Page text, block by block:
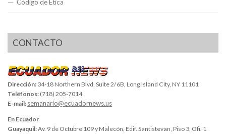
Código de Ética
CONTACTO
Dirección: 34-18 Northern Blvd, Suite 2/6B, Long Island City, NY 11101
Teléfonos: (718) 205-7014
E-mail: semanario@ecuadornews.us
En Ecuador
Guayaquil:Av. 9 de Octubre 109 y Malecón, Edif. Santistevan, Piso 3, Ofi. 1